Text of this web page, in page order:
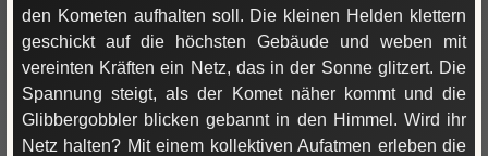
den Kometen aufhalten soll. Die kleinen Helden klettern
geschickt auf die höchsten Gebäude und weben mit
vereinten Kräften ein Netz, das in der Sonne glitzert. Die
Spannung steigt, als der Komet näher kommt und die
Glibbergobbler blicken gebannt in den Himmel. Wird ihr
Netz halten? Mit einem kollektiven Aufatmen erleben die